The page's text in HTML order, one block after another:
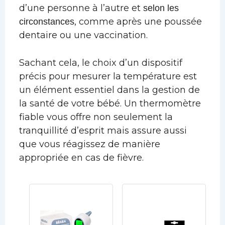
d’une personne à l’autre et selon les
circonstances, comme après une poussée
dentaire ou une vaccination.
Sachant cela, le choix d’un dispositif
précis pour mesurer la température est
un élément essentiel dans la gestion de
la santé de votre bébé. Un thermomètre
fiable vous offre non seulement la
tranquillité d’esprit mais assure aussi
que vous réagissez de manière
appropriée en cas de fièvre.